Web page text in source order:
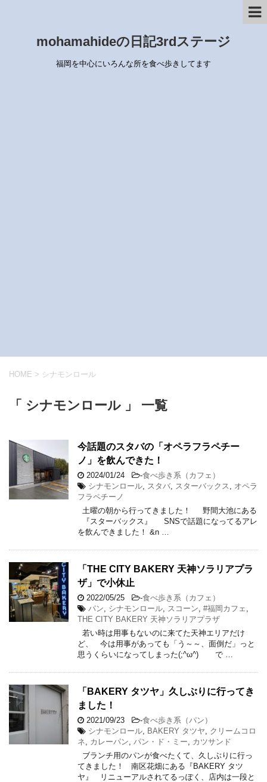
mohamahideの日記3rdステージ
福岡を中心にいろんな所を食べ歩きしてます
HOME > シナモンロール
「 シナモンロール 」 一覧
今話題のスタバの「オペラフラペチー
ノ」を飲んできた！
2024/01/24 -食べ歩き系（カフェ）
シナモンロール
スタバ スターバックス
オペラ
フラペチーノ
土曜の朝から行ってきました！ 野間大池にある
『スターバックス』 SNSで話題になってるアレ
を飲んできました！ &n …
「THE CITY BAKERY 天神ソラリアプラ
ザ」で小休止
2022/05/25 -食べ歩き系（カフェ）
パン
シナモンロール スコーン #福岡カフェ
THE CITY BAKERY 天神ソラリアプラザ
若い時は用事もないのに来てた天神エリアだけ
ど、 今は用事があっても「う～～、面倒だ」っと
思うくらいになってしまった(;^ω^) で …
「BAKERY タツヤ」久しぶりに行ってき
ました！
2021/09/23 -食べ歩き系（パン）
シナモンロール BAKERY タツヤ
クリームコロ
ネ
カレーパン パン・ド・ミー
カツサンド
ブランチ用のパンが食べたくて、久しぶりに行っ
てきました！ 南区花畑にある『BAKERY タツ
ヤ』 リニューアルされてるっぽく、店内は一段と